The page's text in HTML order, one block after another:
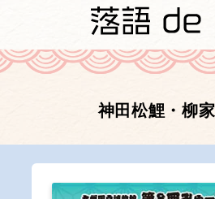
神田松鯉・柳